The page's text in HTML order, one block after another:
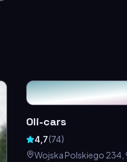
Oli-cars
4,7(74)
Wojska Polskiego